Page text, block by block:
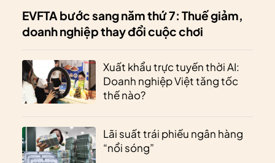
EVFTA bước sang năm thứ 7: Thuế giảm,
doanh nghiệp thay đổi cuộc chơi
Xuất khẩu trực tuyến thời AI:
Doanh nghiệp Việt tăng tốc
thế nào?
Lãi suất trái phiếu ngân hàng
“nổi sóng”